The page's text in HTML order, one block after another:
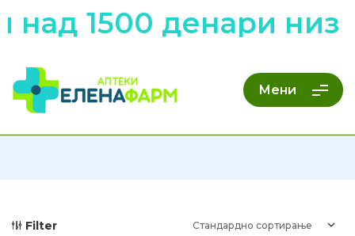
1500 денари низ
Мени
Filter